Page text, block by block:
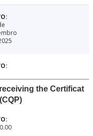
the Certificat